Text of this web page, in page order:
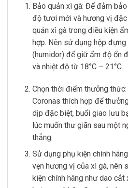
Bảo quản xì gà: Để đảm
độ tươi mới và hương vị
quản xì gà trong điều kiện
hợp. Nên sử dụng hộp
(humidor) để giữ ẩm độ ổn
và nhiệt độ từ 18°C – 21°C.
Chọn thời điểm thưởng
Coronas thích hợp để
dịp đặc biệt, buổi giao lưu
lúc muốn thư giãn sau một
thẳng.
Sử dụng phụ kiện chính
vẹn hương vị của xì gà, nên
kiện chính hãng như dao